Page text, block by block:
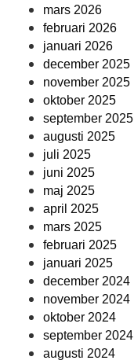
mars 2026
februari 2026
januari 2026
december 2025
november 2025
oktober 2025
september 2025
augusti 2025
juli 2025
juni 2025
maj 2025
april 2025
mars 2025
februari 2025
januari 2025
december 2024
november 2024
oktober 2024
september 2024
augusti 2024